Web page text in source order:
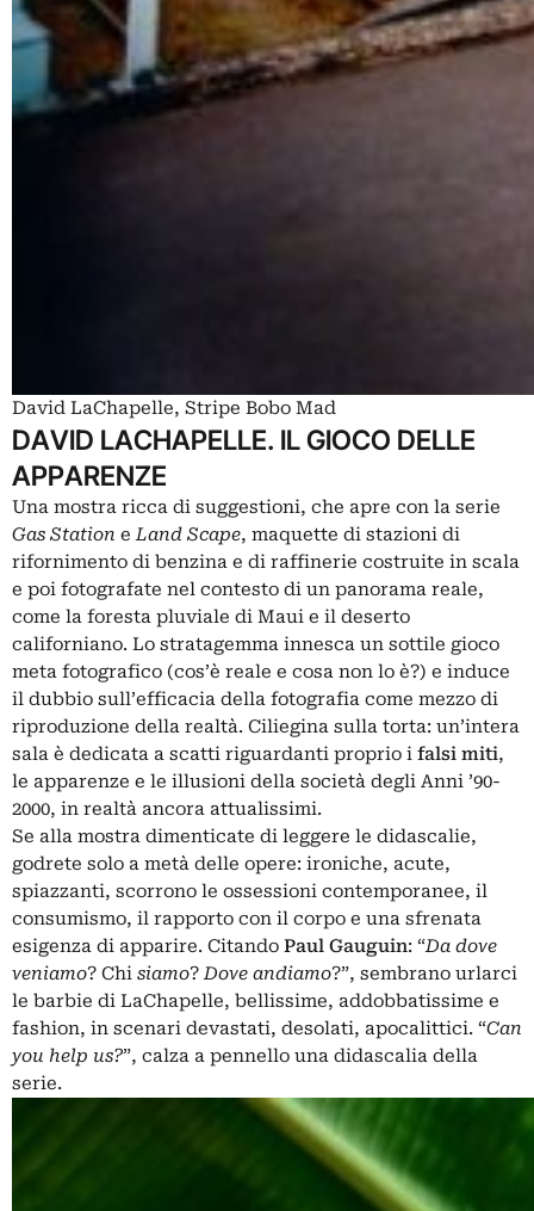
David LaChapelle, Stripe Bobo Mad
DAVID LACHAPELLE. IL GIOCO DELLE
APPARENZE
Una mostra ricca di suggestioni, che apre con la serie
Gas Station eLand Scape, maquette di stazioni di
rifornimento di benzina e di raffinerie costruite in scala
e poi fotografate nel contesto di un panorama reale,
come la foresta pluviale di Maui e il deserto
californiano. Lo stratagemma innesca un sottile gioco
meta fotografico (cos’è reale e cosa non lo è?) e induce
il dubbio sull’efficacia della fotografia come mezzo di
riproduzione della realtà. Ciliegina sulla torta: un’intera
sala è dedicata a scatti riguardanti proprio i falsi miti,
le apparenze e le illusioni della società degli Anni ’90-
2000, in realtà ancora attualissimi.
Se alla mostra dimenticate di leggere le didascalie,
godrete solo a metà delle opere: ironiche, acute,
spiazzanti, scorrono le ossessioni contemporanee, il
consumismo, il rapporto con il corpo e una sfrenata
esigenza di apparire. Citando Paul Gauguin: “Da dove
veniamo? Chi siamo?Dove andiamo?”, sembrano urlarci
le barbie di LaChapelle, bellissime, addobbatissime e
fashion, in scenari devastati, desolati, apocalittici. “Can
you help us?”, calza a pennello una didascalia della
serie.